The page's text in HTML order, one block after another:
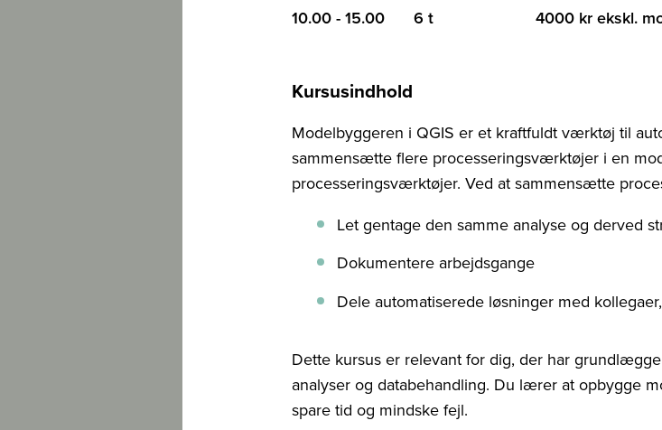
10.00 - 15.00 6 t 4000 kr ekskl.
Kursusindhold
Modelbyggeren i QGIS er et kraftfuldt værktøj til
sammensætte flere processeringsværktøjer i en
processeringsværktøjer. Ved at sammensætte
Let gentage den samme analyse og derved
Dokumentere arbejdsgange
Dele automatiserede løsninger med
Dette kursus er relevant for dig, der har
analyser og databehandling. Du lærer at opbygge
spare tid og mindske fejl.